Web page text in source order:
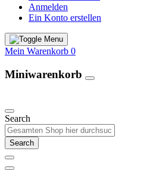
Anmelden
Ein Konto erstellen
Mein Warenkorb 0
Miniwarenkorb
Search
Search